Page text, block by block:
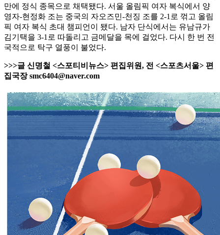
만에 정식 종목으로 채택됐다. 서울 올림픽 여자 복식에서 양
영자-현정화 조는 중국의 자오즈민-천징 조를 2-1로 꺾고 올림
픽 여자 복식 초대 챔피언이 됐다. 남자 단식에서는 유남규가
김기택을 3-1로 따돌리고 금메달을 목에 걸었다. 다시 한 번 전
국적으로 탁구 열풍이 불었다.
>>>글 신명철 <스포티비뉴스> 편집위원, 전 <스포츠서울> 편
집국장 smc6404@naver.com